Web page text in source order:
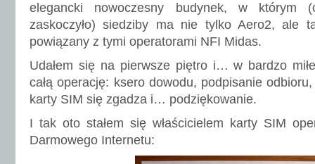
elegancki nowoczesny budynek, w którym
zaskoczyło) siedziby ma nie tylko Aero2, ale
powiązany z tymi operatorami NFI Midas.
Udałem się na pierwsze piętro i… w bardzo
całą operację: ksero dowodu, podpisanie
karty SIM się zgadza i… podziękowanie.
I tak oto stałem się właścicielem karty SIM
Darmowego Internetu: